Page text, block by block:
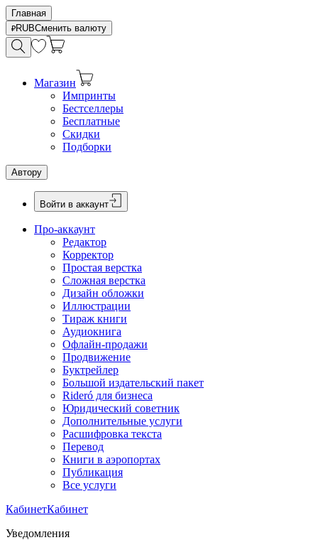
Главная
RUBСменить валюту
Магазин
Импринты
Бестселлеры
Бесплатные
Скидки
Подборки
Автору
Войти в аккаунт
Про-аккаунт
Редактор
Корректор
Простая верстка
Сложная верстка
Дизайн обложки
Иллюстрации
Тираж книги
Аудиокнига
Офлайн-продажи
Продвижение
Буктрейлер
Большой издательский пакет
Rideró для бизнеса
Юридический советник
Дополнительные услуги
Расшифровка текста
Перевод
Книги в аэропортах
Публикация
Все услуги
КабинетКабинет
Уведомления